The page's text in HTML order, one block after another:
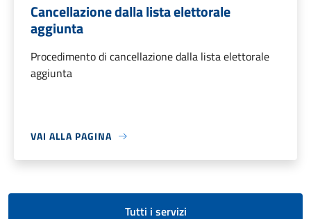
Cancellazione dalla lista elettorale
aggiunta
Procedimento di cancellazione dalla lista elettorale
aggiunta
VAI ALLA PAGINA
Tutti i servizi